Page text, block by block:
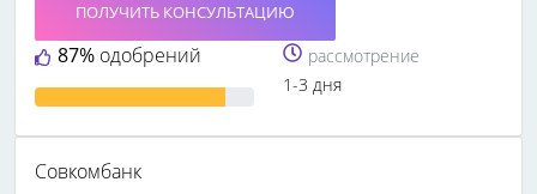
87% одобрений
ПОЛУЧИТЬ КОНСУЛЬТАЦИЮ
рассмотрение
1-3 дня
Совкомбанк